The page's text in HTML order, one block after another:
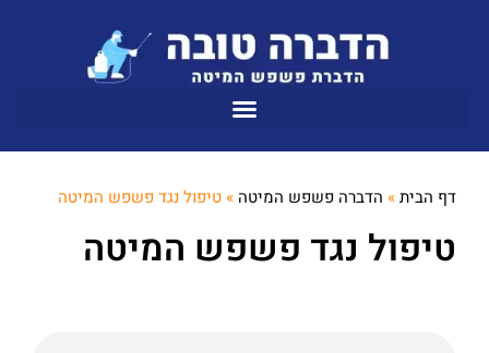
דף הבית» הדברה פשפש המיטה » טיפול נגד פשפש המיטה
טיפול נגד פשפש המיטה